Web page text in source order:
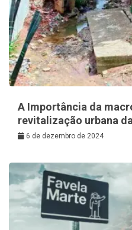
A Importância da
revitalização urbana
6 de dezembro de 2024